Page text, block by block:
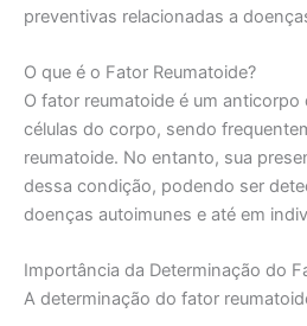
preventivas relacionadas a
O que é o Fator Reumatoide?
O fator reumatoide é um anticorpo
células do corpo, sendo
reumatoide. No entanto, sua
dessa condição, podendo ser
doenças autoimunes e até em
Importância da Determinação do
A determinação do fator